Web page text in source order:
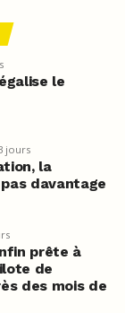
le
jours
la
davantage
prête à
de
des mois de